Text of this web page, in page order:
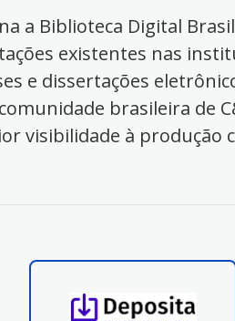
a Biblioteca Digital
existentes nas
e dissertações
brasileira de
visibilidade à produção